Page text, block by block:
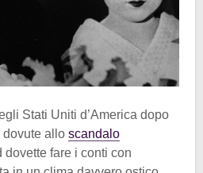
Stati Uniti d’America dopo
dovute allo scandalo
dovette fare i conti con